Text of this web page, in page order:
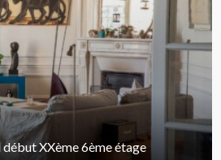
XXème 6ème étage